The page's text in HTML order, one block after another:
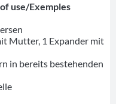
use/Exemples
Mutter, 1 Expander mit
in bereits bestehenden